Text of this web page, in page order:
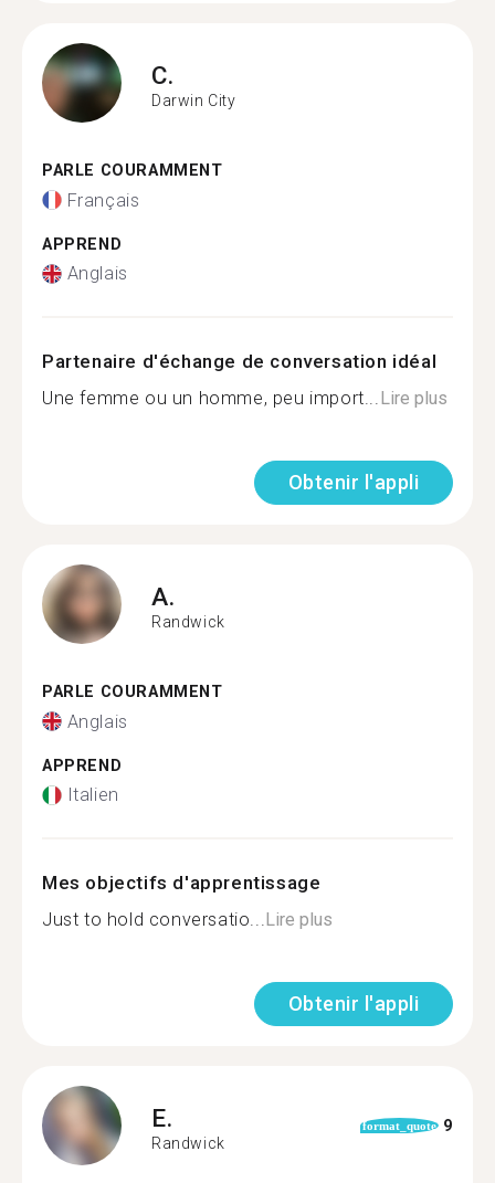
C.
Darwin City
PARLE COURAMMENT
Français
APPREND
Anglais
Partenaire d'échange de conversation idéal
Une femme ou un homme, peu import...Lire plus
Obtenir l'appli
A.
Randwick
PARLE COURAMMENT
Anglais
APPREND
Italien
Mes objectifs d'apprentissage
Just to hold conversatio...Lire plus
Obtenir l'appli
E.
Randwick
format_quote 9